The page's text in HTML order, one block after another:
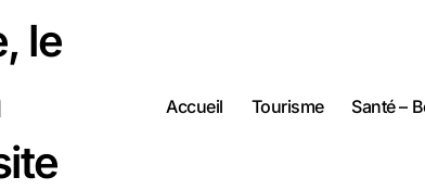
le
Accueil Tourisme Santé –